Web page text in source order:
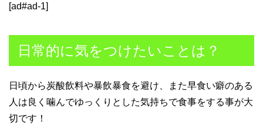
[ad#ad-1]
日常的に気をつけたいことは？
日頃から炭酸飲料や暴飲暴食を避け、また早食い癖のある
人は良く噛んでゆっくりとした気持ちで食事をする事が大
切です！